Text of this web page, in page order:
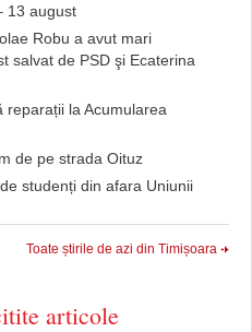
13 august
Robu a avut mari
salvat de PSD şi Ecaterina
reparații la Acumularea
de pe strada Oituz
studenți din afara Uniunii
Toate știrile de azi din Timișoara
articole